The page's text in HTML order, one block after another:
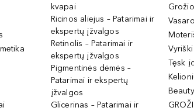
kvapai
Ricinos aliejus – Patarimai ir
ekspertų įžvalgos
Retinolis – Patarimai ir
ekspertų įžvalgos
Pigmentinės dėmės –
Patarimai ir ekspertų
įžvalgos
Glicerinas – Patarimai ir
Tęsk